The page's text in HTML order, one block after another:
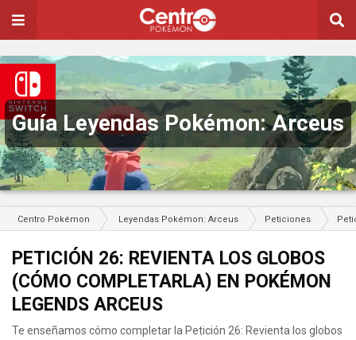
Guía Leyendas Pokémon: Arceus
Centro Pokémon Leyendas Pokémon: Arceus Peticiones
PETICIÓN 26: REVIENTA LOS GLOBOS
(CÓMO COMPLETARLA) EN POKÉMON
LEGENDS ARCEUS
Te enseñamos cómo completar la Petición 26: Revienta los globos